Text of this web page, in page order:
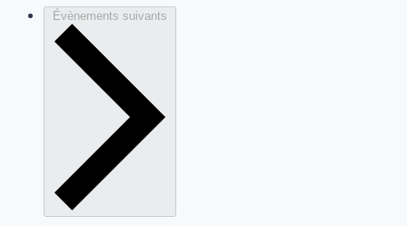
Évènements suivants